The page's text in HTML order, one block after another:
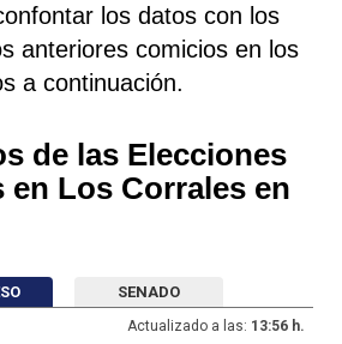
los datos con los
anteriores comicios en los
a continuación.
de las Elecciones
en Los Corrales en
SENADO
Actualizado a las: 13:56 h.